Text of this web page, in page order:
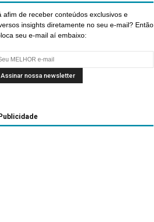
afim de receber conteúdos exclusivos e
insights diretamente no seu e-mail? Então
seu e-mail aí embaixo:
Publicidade